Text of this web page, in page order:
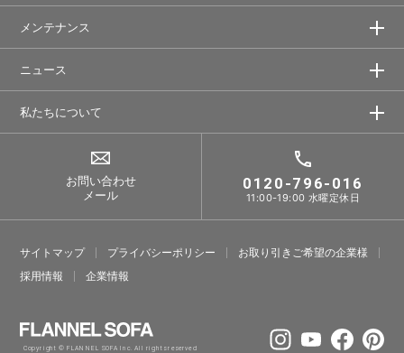
メンテナンス
ニュース
私たちについて
お問い合わせ
メール
0120-796-016
11:00-19:00 水曜定休日
サイトマップ プライバシーポリシー
お取り引きご希望の企業様
採⽤情報
企業情報
Copyright © FLANNEL SOFA Inc. All rights reserved